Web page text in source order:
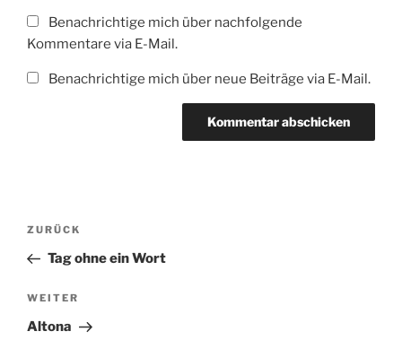
Benachrichtige mich über nachfolgende
Kommentare via E-Mail.
Benachrichtige mich über neue Beiträge via E-Mail.
Beitragsnavigation
Vorheriger
Beitrag
ZURÜCK
Tag ohne ein Wort
Nächster
Beitrag
WEITER
Altona